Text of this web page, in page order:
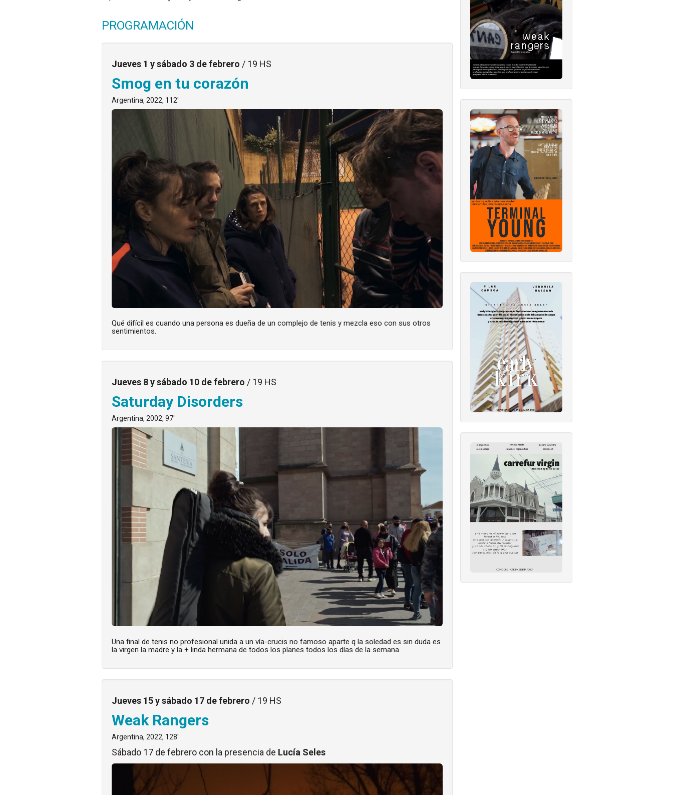
PROGRAMACIÓN
Jueves 1 y sábado 3 de febrero / 19 HS
Smog en tu corazón
Argentina, 2022, 112'
Qué difícil es cuando una persona es dueña de un complejo de tenis y mezcla eso con sus otros
sentimientos.
Jueves 8 y sábado 10 de febrero / 19 HS
Saturday Disorders
Argentina, 2002, 97'
Una final de tenis no profesional unida a un vía-crucis no famoso aparte q la soledad es sin duda es
la virgen la madre y la + linda hermana de todos los planes todos los días de la semana.
Jueves 15 y sábado 17 de febrero / 19 HS
Weak Rangers
Argentina, 2022, 128'
Sábado 17 de febrero con la presencia de Lucía Seles